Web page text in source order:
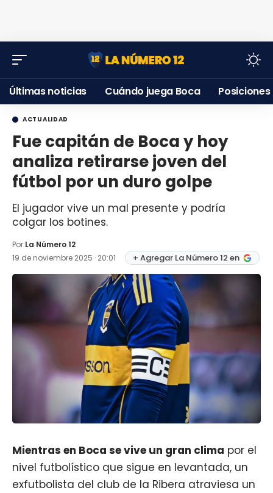
Últimas noticias Cuándo juega Boca Posiciones
ACTUALIDAD
Fue capitán de Boca y hoy
analiza retirarse joven del
fútbol por un duro golpe
El jugador vive un mal presente y podría
colgar los botines.
Por:La Número 12
19 de noviembre 2025 · 20:01
+ Agregar La Número 12 en
Mientras en Boca se vive un gran clima por el
nivel futbolístico que sigue en levantada, un
exfutbolista del club de la Ribera atraviesa un